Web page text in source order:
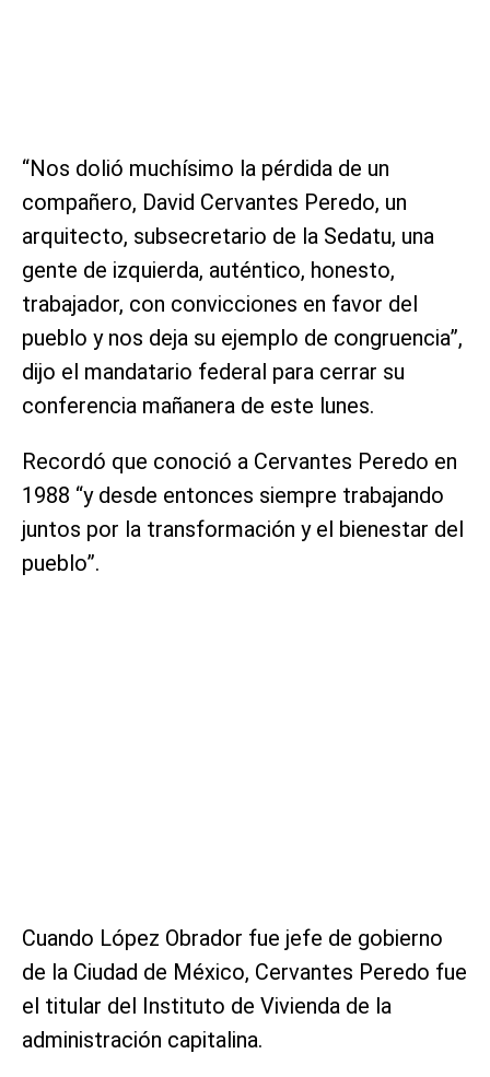
“Nos dolió muchísimo la pérdida de un
compañero, David Cervantes Peredo, un
arquitecto, subsecretario de la Sedatu, una
gente de izquierda, auténtico, honesto,
trabajador, con convicciones en favor del
pueblo y nos deja su ejemplo de congruencia”,
dijo el mandatario federal para cerrar su
conferencia mañanera de este lunes.
Recordó que conoció a Cervantes Peredo en
1988 “y desde entonces siempre trabajando
juntos por la transformación y el bienestar del
pueblo”.
Cuando López Obrador fue jefe de gobierno
de la Ciudad de México, Cervantes Peredo fue
el titular del Instituto de Vivienda de la
administración capitalina.